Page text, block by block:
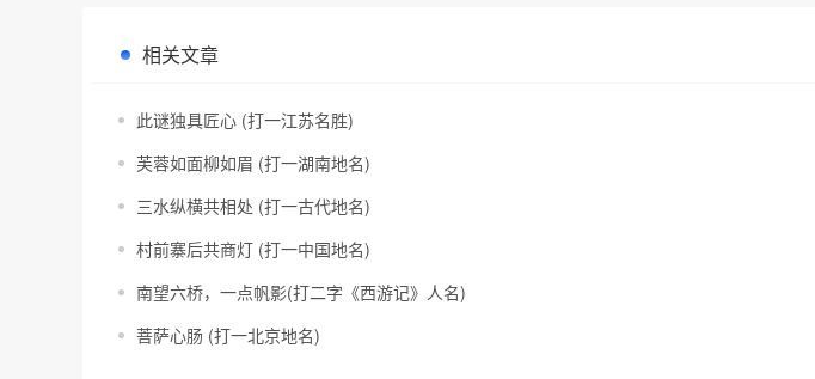
相关文章
此谜独具匠心 (打一江苏名胜)
芙蓉如面柳如眉 (打一湖南地名)
三水纵横共相处 (打一古代地名)
村前寨后共商灯 (打一中国地名)
南望六桥，一点帆影(打二字《西游记》人名)
菩萨心肠 (打一北京地名)